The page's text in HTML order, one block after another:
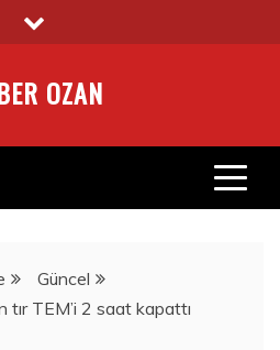
OZAN
Güncel
TEM’i 2 saat kapattı